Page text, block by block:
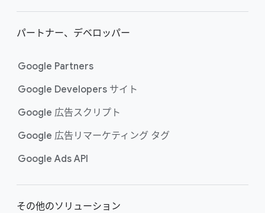
パートナー、​デベロッパー
Google Partners
Google Developers サイト
Google 広告スクリプト
Google 広告リマーケティング タグ
Google Ads API
その​他の​ソリューション